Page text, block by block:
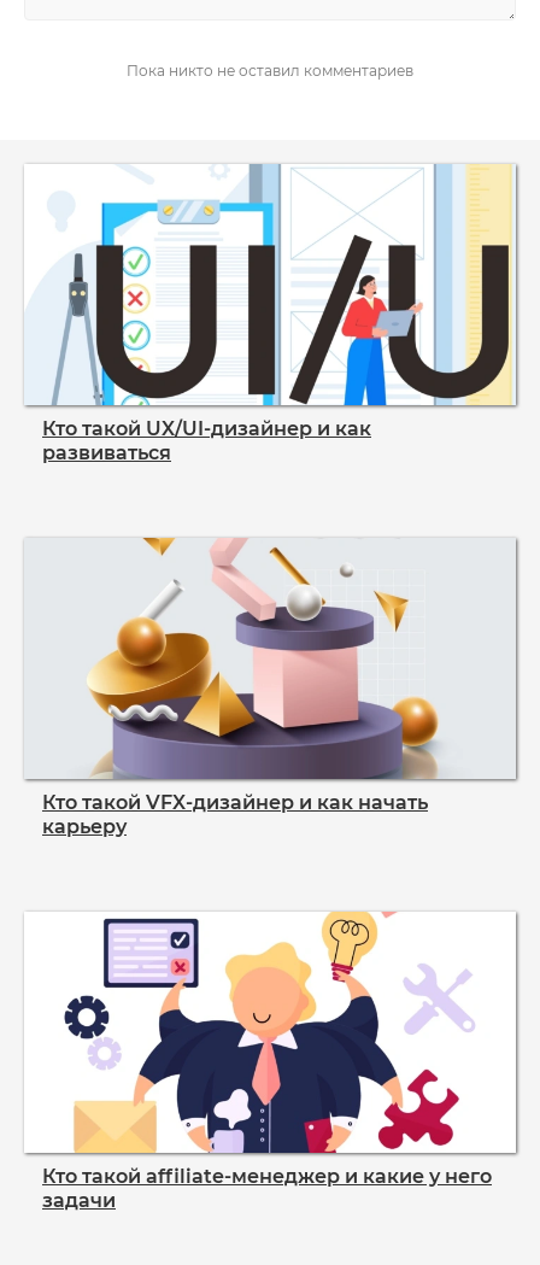
Пока никто не оставил комментариев
Кто такой UX/UI‑дизайнер и как
развиваться
Кто такой VFX‑дизайнер и как начать
карьеру
Кто такой affiliate‑менеджер и какие у него
задачи